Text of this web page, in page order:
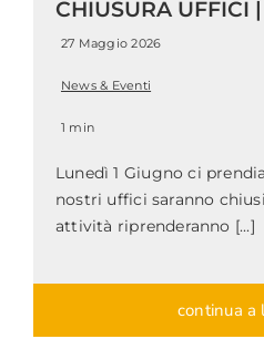
CHIUSURA UFFICI
27 Maggio 2026
News & Eventi
1 min
Lunedì 1 Giugno ci
nostri uffici saranno
attività riprenderanno [...]
continua a